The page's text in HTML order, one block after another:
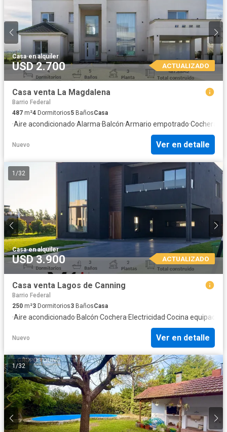
Casa·en alquiler
USD 2.700 ACTUALIZADO
Casa venta La Magdalena
Barrio Federal
487 m²4 Dormitorios5 BañosCasa
·Aire acondicionado·Alarma·Balcón·Armario empotrado·Cochera
Nuevo Ver en detalle
1 /32
Casa·en alquiler
USD 3.900 ACTUALIZADO
Casa venta Lagos de Canning
Barrio Federal
250 m²3 Dormitorios3 BañosCasa
·Aire acondicionado·Balcón·Cochera·Electricidad·Cocina equipada
Nuevo Ver en detalle
1/32